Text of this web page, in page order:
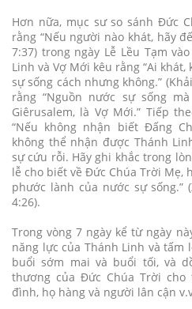
Hơn nữa, mục sư so sánh Đức
rằng “Nếu người nào khát, hãy
7:37) trong ngày Lễ Lều Tạm
Linh và Vợ Mới kêu rằng “Ai
sự sống cách nhưng không.”
rằng “Nguồn nước sự sống
Giêrusalem, là Vợ Mới.” Tiếp
“Nếu không nhận biết Đấng
không thể nhận được Thánh
sự cứu rỗi. Hãy ghi khắc trong
lễ cho biết về Đức Chúa Trời Mẹ,
phước lành của nước sự sống.”
4:26).
Trong vòng 7 ngày kể từ ngày
năng lực của Thánh Linh và tấm
buổi sớm mai và buổi tối, và
thương của Đức Chúa Trời
đình, họ hàng và người lân cận